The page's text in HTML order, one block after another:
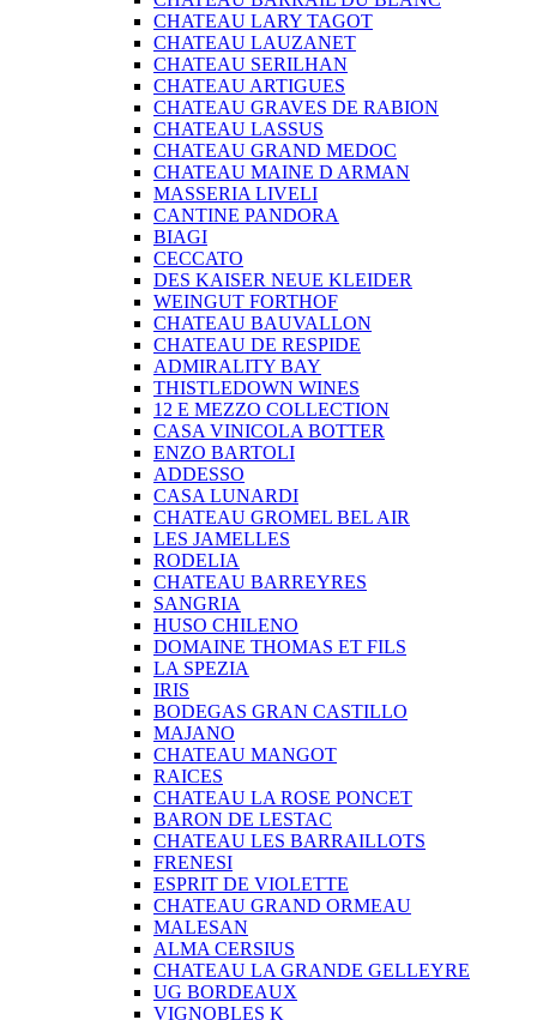
CHATEAU LARY TAGOT
CHATEAU LAUZANET
CHATEAU SERILHAN
CHATEAU ARTIGUES
CHATEAU GRAVES DE RABION
CHATEAU LASSUS
CHATEAU GRAND MEDOC
CHATEAU MAINE D ARMAN
MASSERIA LIVELI
CANTINE PANDORA
BIAGI
CECCATO
DES KAISER NEUE KLEIDER
WEINGUT FORTHOF
CHATEAU BAUVALLON
CHATEAU DE RESPIDE
ADMIRALITY BAY
THISTLEDOWN WINES
12 E MEZZO COLLECTION
CASA VINICOLA BOTTER
ENZO BARTOLI
ADDESSO
CASA LUNARDI
CHATEAU GROMEL BEL AIR
LES JAMELLES
RODELIA
CHATEAU BARREYRES
SANGRIA
HUSO CHILENO
DOMAINE THOMAS ET FILS
LA SPEZIA
IRIS
BODEGAS GRAN CASTILLO
MAJANO
CHATEAU MANGOT
RAICES
CHATEAU LA ROSE PONCET
BARON DE LESTAC
CHATEAU LES BARRAILLOTS
FRENESI
ESPRIT DE VIOLETTE
CHATEAU GRAND ORMEAU
MALESAN
ALMA CERSIUS
CHATEAU LA GRANDE GELLEYRE
UG BORDEAUX
VIGNOBLES K